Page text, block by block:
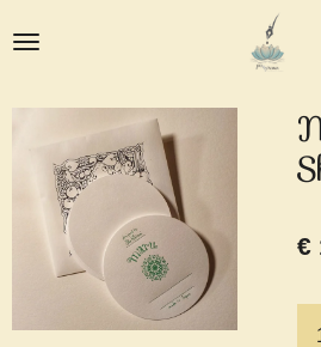
direct
de
hoofdinhoud
€